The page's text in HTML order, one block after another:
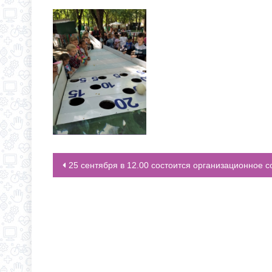
НАВИГАЦИЯ ПО ЗАПИСЯМ
25 сентября в 12.00 состоится организационное собрание по предшкольной